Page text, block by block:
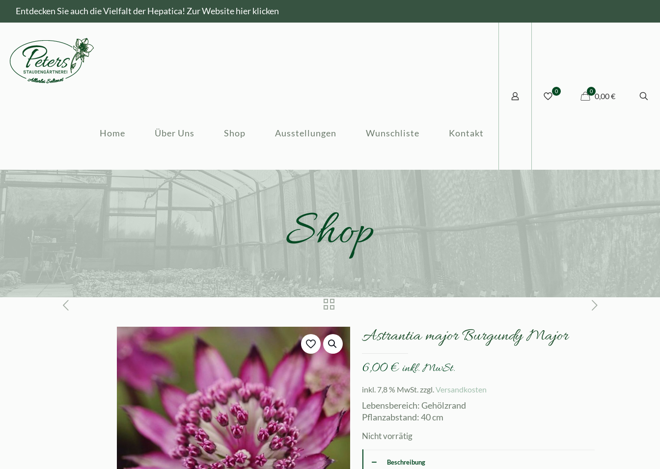
Entdecken Sie auch die Vielfalt der Hepatica! Zur Website hier klicken
Home Über Uns Shop Ausstellungen Wunschliste Kontakt
0 0
0,00 €
Shop
Astrantia major Burgundy Major
6,00€ inkl. MwSt.
inkl. 7,8 % MwSt.zzgl.Versandkosten
Lebensbereich: Gehölzrand
Pflanzabstand: 40 cm
Nicht vorrätig
Beschreibung